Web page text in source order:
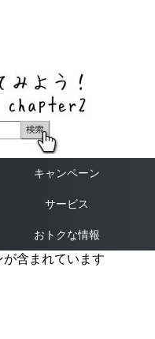
キャンペーン
サービス
おトクな情報
含まれています